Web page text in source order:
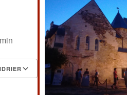
Outlook Live